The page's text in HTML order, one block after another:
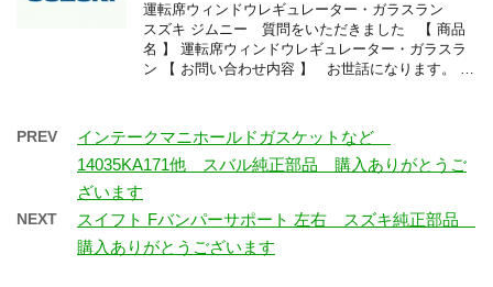
運転席ウィンドウレギュレーター・ガラスラン
スズキ ジムニー 質問をいただきました 【 商品
名 】 運転席ウィンドウレギュレーター・ガラスラ
ン 【 お問い合わせ内容 】 お世話になります。 …
PREV
インテークマニホールドガスケットなど
14035KA171他 スバル純正部品 購入ありがとうご
ざいます
NEXT
スイフト Fバンパーサポート 左右 スズキ純正部品
購入ありがとうございます